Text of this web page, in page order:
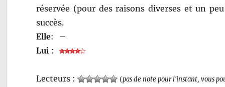
réservée (pour des raisons diverses et un
succès.
Elle:
–
Lui :
Lecteurs : (pas de note pour l'instant, vous